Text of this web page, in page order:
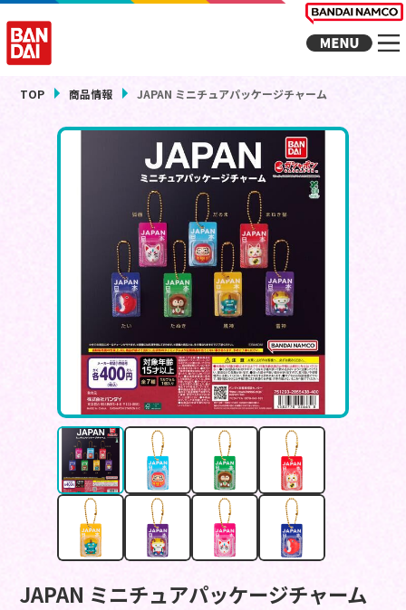
TOP 商品情報 JAPAN ミニチュアパッケージチャーム
JAPAN ミニチュアパッケージチャーム